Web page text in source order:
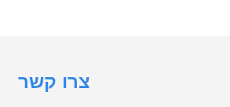
צרו קשר